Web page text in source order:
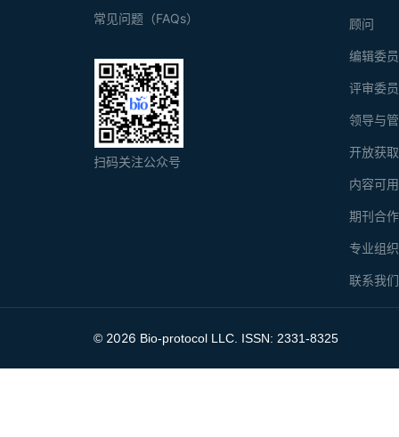
顾问
编辑委
评审委
领导与
开放获
内容可
期刊合
专业组
联系我们
常见问题（FAQs）
扫码关注公众号
© 2026 Bio-protocol LLC. ISSN: 2331-8325